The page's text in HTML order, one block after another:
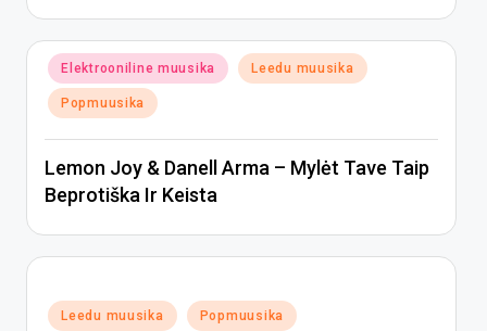
Posted
in
Elektrooniline muusika Leedu muusika
Popmuusika
Lemon Joy & Danell Arma – Mylėt Tave Taip
Beprotiška Ir Keista
PostedLeedu muusika Popmuusika